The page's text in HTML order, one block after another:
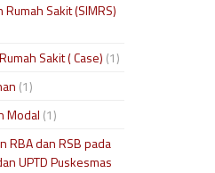
Sakit (SIMRS)
Sakit ( Case) (1)
(1)
Modal (1)
RBA dan RSB pada
UPTD Puskesmas